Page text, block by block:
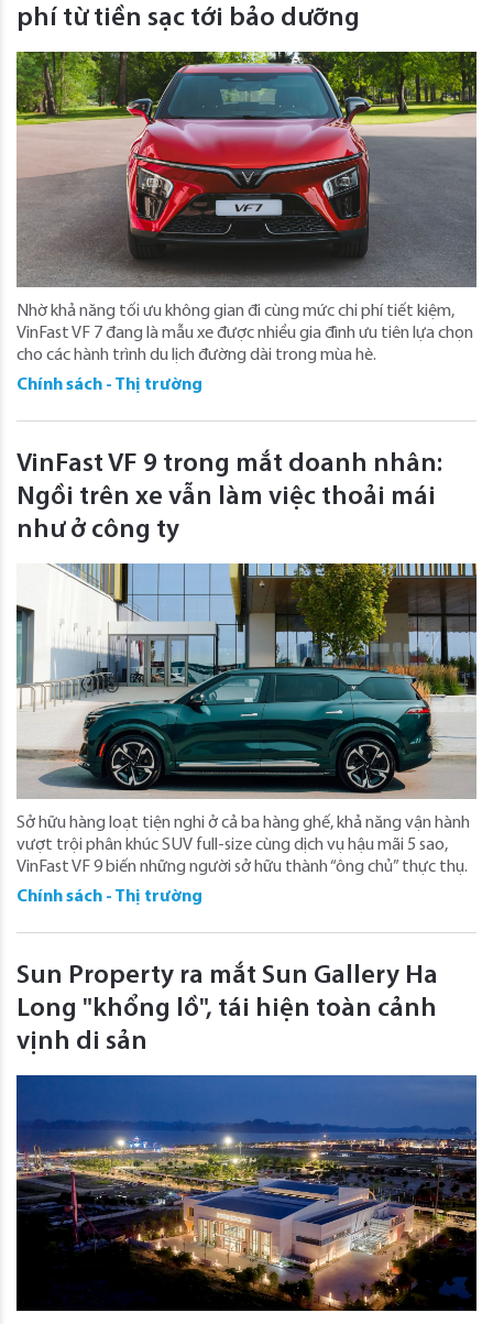
phí từ tiền sạc tới bảo dưỡng
Nhờ khả năng tối ưu không gian đi cùng mức chi phí tiết kiệm,
VinFast VF 7 đang là mẫu xe được nhiều gia đình ưu tiên lựa chọn
cho các hành trình du lịch đường dài trong mùa hè.
Chính sách - Thị trường
VinFast VF 9 trong mắt doanh nhân:
Ngồi trên xe vẫn làm việc thoải mái
như ở công ty
Sở hữu hàng loạt tiện nghi ở cả ba hàng ghế, khả năng vận hành
vượt trội phân khúc SUV full-size cùng dịch vụ hậu mãi 5 sao,
VinFast VF 9 biến những người sở hữu thành “ông chủ” thực thụ.
Chính sách - Thị trường
Sun Property ra mắt Sun Gallery Ha
Long "khổng lồ", tái hiện toàn cảnh
vịnh di sản